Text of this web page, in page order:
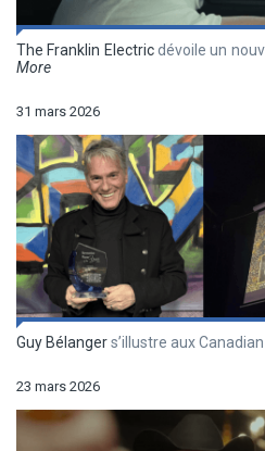
The Franklin Electricdévoile un
More
31 mars 2026
Guy Bélangers’illustre aux
23 mars 2026